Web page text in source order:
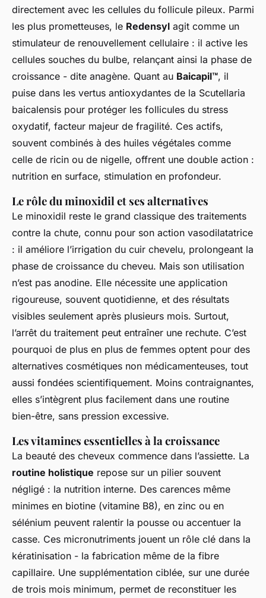
directement avec les cellules du follicule pileux. Parmi
les plus prometteuses, le Redensyl agit comme un
stimulateur de renouvellement cellulaire : il active les
cellules souches du bulbe, relançant ainsi la phase de
croissance - dite anagène. Quant au Baicapil™, il
puise dans les vertus antioxydantes de la Scutellaria
baicalensis pour protéger les follicules du stress
oxydatif, facteur majeur de fragilité. Ces actifs,
souvent combinés à des huiles végétales comme
celle de ricin ou de nigelle, offrent une double action :
nutrition en surface, stimulation en profondeur.
Le rôle du minoxidil et ses alternatives
Le minoxidil reste le grand classique des traitements
contre la chute, connu pour son action vasodilatatrice
: il améliore l’irrigation du cuir chevelu, prolongeant la
phase de croissance du cheveu. Mais son utilisation
n’est pas anodine. Elle nécessite une application
rigoureuse, souvent quotidienne, et des résultats
visibles seulement après plusieurs mois. Surtout,
l’arrêt du traitement peut entraîner une rechute. C’est
pourquoi de plus en plus de femmes optent pour des
alternatives cosmétiques non médicamenteuses, tout
aussi fondées scientifiquement. Moins contraignantes,
elles s’intègrent plus facilement dans une routine
bien-être, sans pression excessive.
Les vitamines essentielles à la croissance
La beauté des cheveux commence dans l’assiette. La
routine holistique repose sur un pilier souvent
négligé : la nutrition interne. Des carences même
minimes en biotine (vitamine B8), en zinc ou en
sélénium peuvent ralentir la pousse ou accentuer la
casse. Ces micronutriments jouent un rôle clé dans la
kératinisation - la fabrication même de la fibre
capillaire. Une supplémentation ciblée, sur une durée
de trois mois minimum, permet de reconstituer les